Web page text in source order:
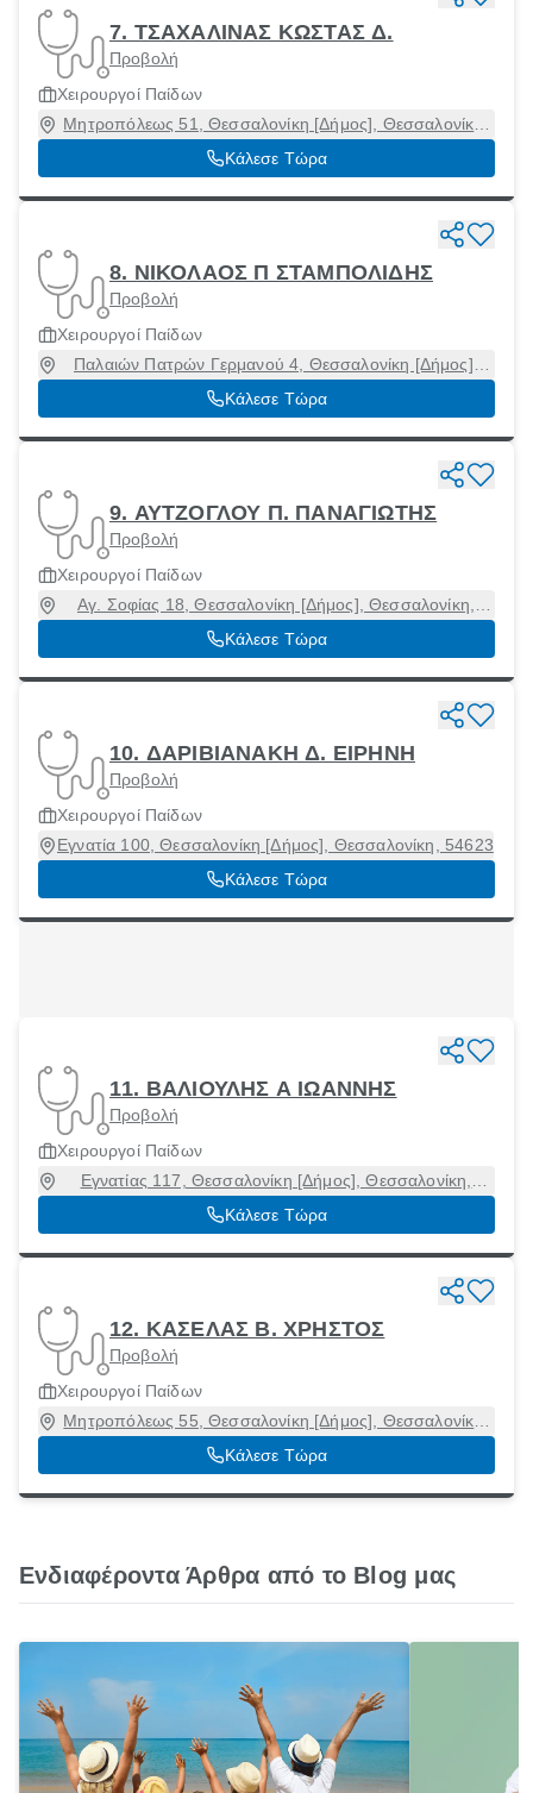
7. ΤΣΑΧΑΛΙΝΑΣ ΚΩΣΤΑΣ Δ.
Προβολή
Χειρουργοί Παίδων
Μητροπόλεως 51, Θεσσαλονίκη [Δήμος], Θεσσαλονίκη,
54623
Κάλεσε Τώρα
8. ΝΙΚΟΛΑΟΣ Π ΣΤΑΜΠΟΛΙΔΗΣ
Προβολή
Χειρουργοί Παίδων
Παλαιών Πατρών Γερμανού 4, Θεσσαλονίκη [Δήμος],
Θεσσαλονίκη, 54622
Κάλεσε Τώρα
9. ΑΥΤΖΟΓΛΟΥ Π. ΠΑΝΑΓΙΩΤΗΣ
Προβολή
Χειρουργοί Παίδων
Αγ. Σοφίας 18, Θεσσαλονίκη [Δήμος], Θεσσαλονίκη,
54622
Κάλεσε Τώρα
10. ΔΑΡΙΒΙΑΝΑΚΗ Δ. ΕΙΡΗΝΗ
Προβολή
Χειρουργοί Παίδων
Εγνατία 100, Θεσσαλονίκη [Δήμος], Θεσσαλονίκη, 54623
Κάλεσε Τώρα
11. ΒΑΛΙΟΥΛΗΣ A ΙΩΑΝΝΗΣ
Προβολή
Χειρουργοί Παίδων
Εγνατίας 117, Θεσσαλονίκη [Δήμος], Θεσσαλονίκη,
54622
Κάλεσε Τώρα
12. ΚΑΣΕΛΑΣ Β. ΧΡΗΣΤΟΣ
Προβολή
Χειρουργοί Παίδων
Μητροπόλεως 55, Θεσσαλονίκη [Δήμος], Θεσσαλονίκη,
54623
Κάλεσε Τώρα
Ενδιαφέροντα Άρθρα από το Blog μας